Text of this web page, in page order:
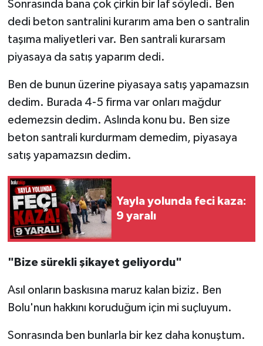
Sonrasında bana çok çirkin bir laf söyledi. Ben
dedi beton santralini kurarım ama ben o santralin
taşıma maliyetleri var. Ben santrali kurarsam
piyasaya da satış yaparım dedi.
Ben de bunun üzerine piyasaya satış yapamazsın
dedim. Burada 4-5 firma var onları mağdur
edemezsin dedim. Aslında konu bu. Ben size
beton santrali kurdurmam demedim, piyasaya
satış yapamazsın dedim.
Yayla yolunda feci kaza:
9 yaralı
"Bize sürekli şikayet geliyordu"
Asıl onların baskısına maruz kalan biziz. Ben
Bolu'nun hakkını koruduğum için mi suçluyum.
Sonrasında ben bunlarla bir kez daha konuştum.